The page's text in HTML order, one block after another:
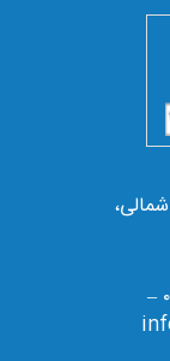
۰۲۱۵۵۸۲۵۵۲۸ – ۰۹۱۰۶۶۸۸۱۲۵ –